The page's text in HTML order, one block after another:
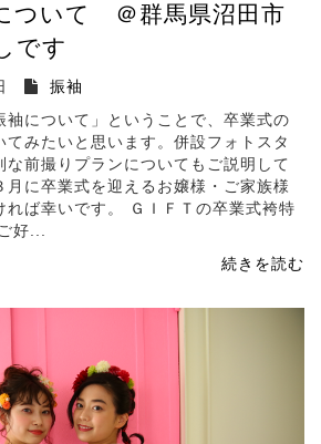
ついて ＠群馬県沼田市
です
振袖
袖について」ということで、卒業式の
てみたいと思います。併設フォトスタ
な前撮りプランについてもご説明して
月に卒業式を迎えるお嬢様・ご家族様
れば幸いです。 ＧＩＦＴの卒業式袴特
好...
続きを読む